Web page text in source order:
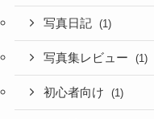
写真日記 (1)
写真集レビュー (1)
初心者向け (1)